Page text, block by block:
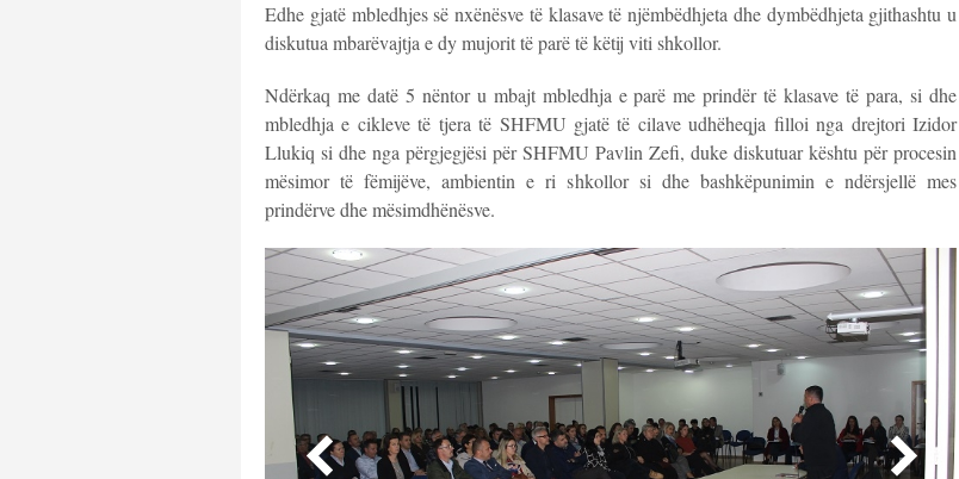
Edhe gjatë mbledhjes së nxënësve të klasave të njëmbëdhjeta dhe dymbëdhjeta gjithashtu u
diskutua mbarëvajtja e dy mujorit të parë të këtij viti shkollor.
Ndërkaq me datë 5 nëntor u mbajt mbledhja e parë me prindër të klasave të para, si dhe
mbledhja e cikleve të tjera të SHFMU gjatë të cilave udhëheqja filloi nga drejtori Izidor
Llukiq si dhe nga përgjegjësi për SHFMU Pavlin Zefi, duke diskutuar kështu për procesin
mësimor të fëmijëve, ambientin e ri shkollor si dhe bashkëpunimin e ndërsjellë mes
prindërve dhe mësimdhënësve.